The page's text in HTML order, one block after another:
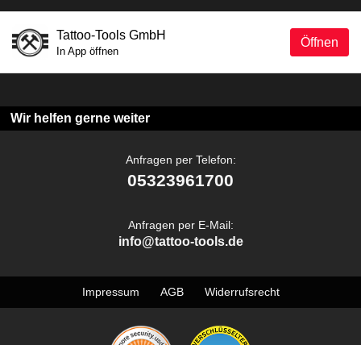
Öffnen
Tattoo-Tools GmbH
In App öffnen
Wir helfen gerne weiter
Anfragen per Telefon:
05323961700
Anfragen per E-Mail:
info@tattoo-tools.de
Impressum AGB Widerrufsrecht